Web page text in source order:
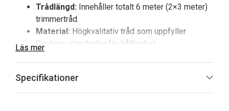
Trådlängd: Innehåller totalt 6 meter (2×3 meter)
trimmertråd.
Material: Högkvalitativ tråd som uppfyller
Gardena-standarder för hållbarhet.
Läs mer
Specifikationer